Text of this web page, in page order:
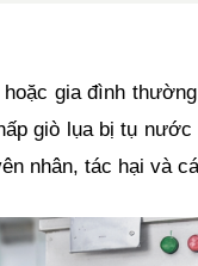
gia đình
giò lụa bị tụ nước
nhân, tác hại và